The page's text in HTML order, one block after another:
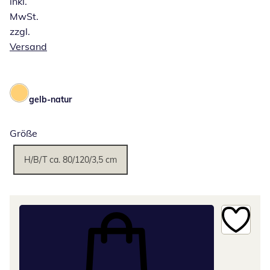
MwSt.
zzgl.
Versand
gelb-natur
Größe
H/B/T ca. 80/120/3,5 cm